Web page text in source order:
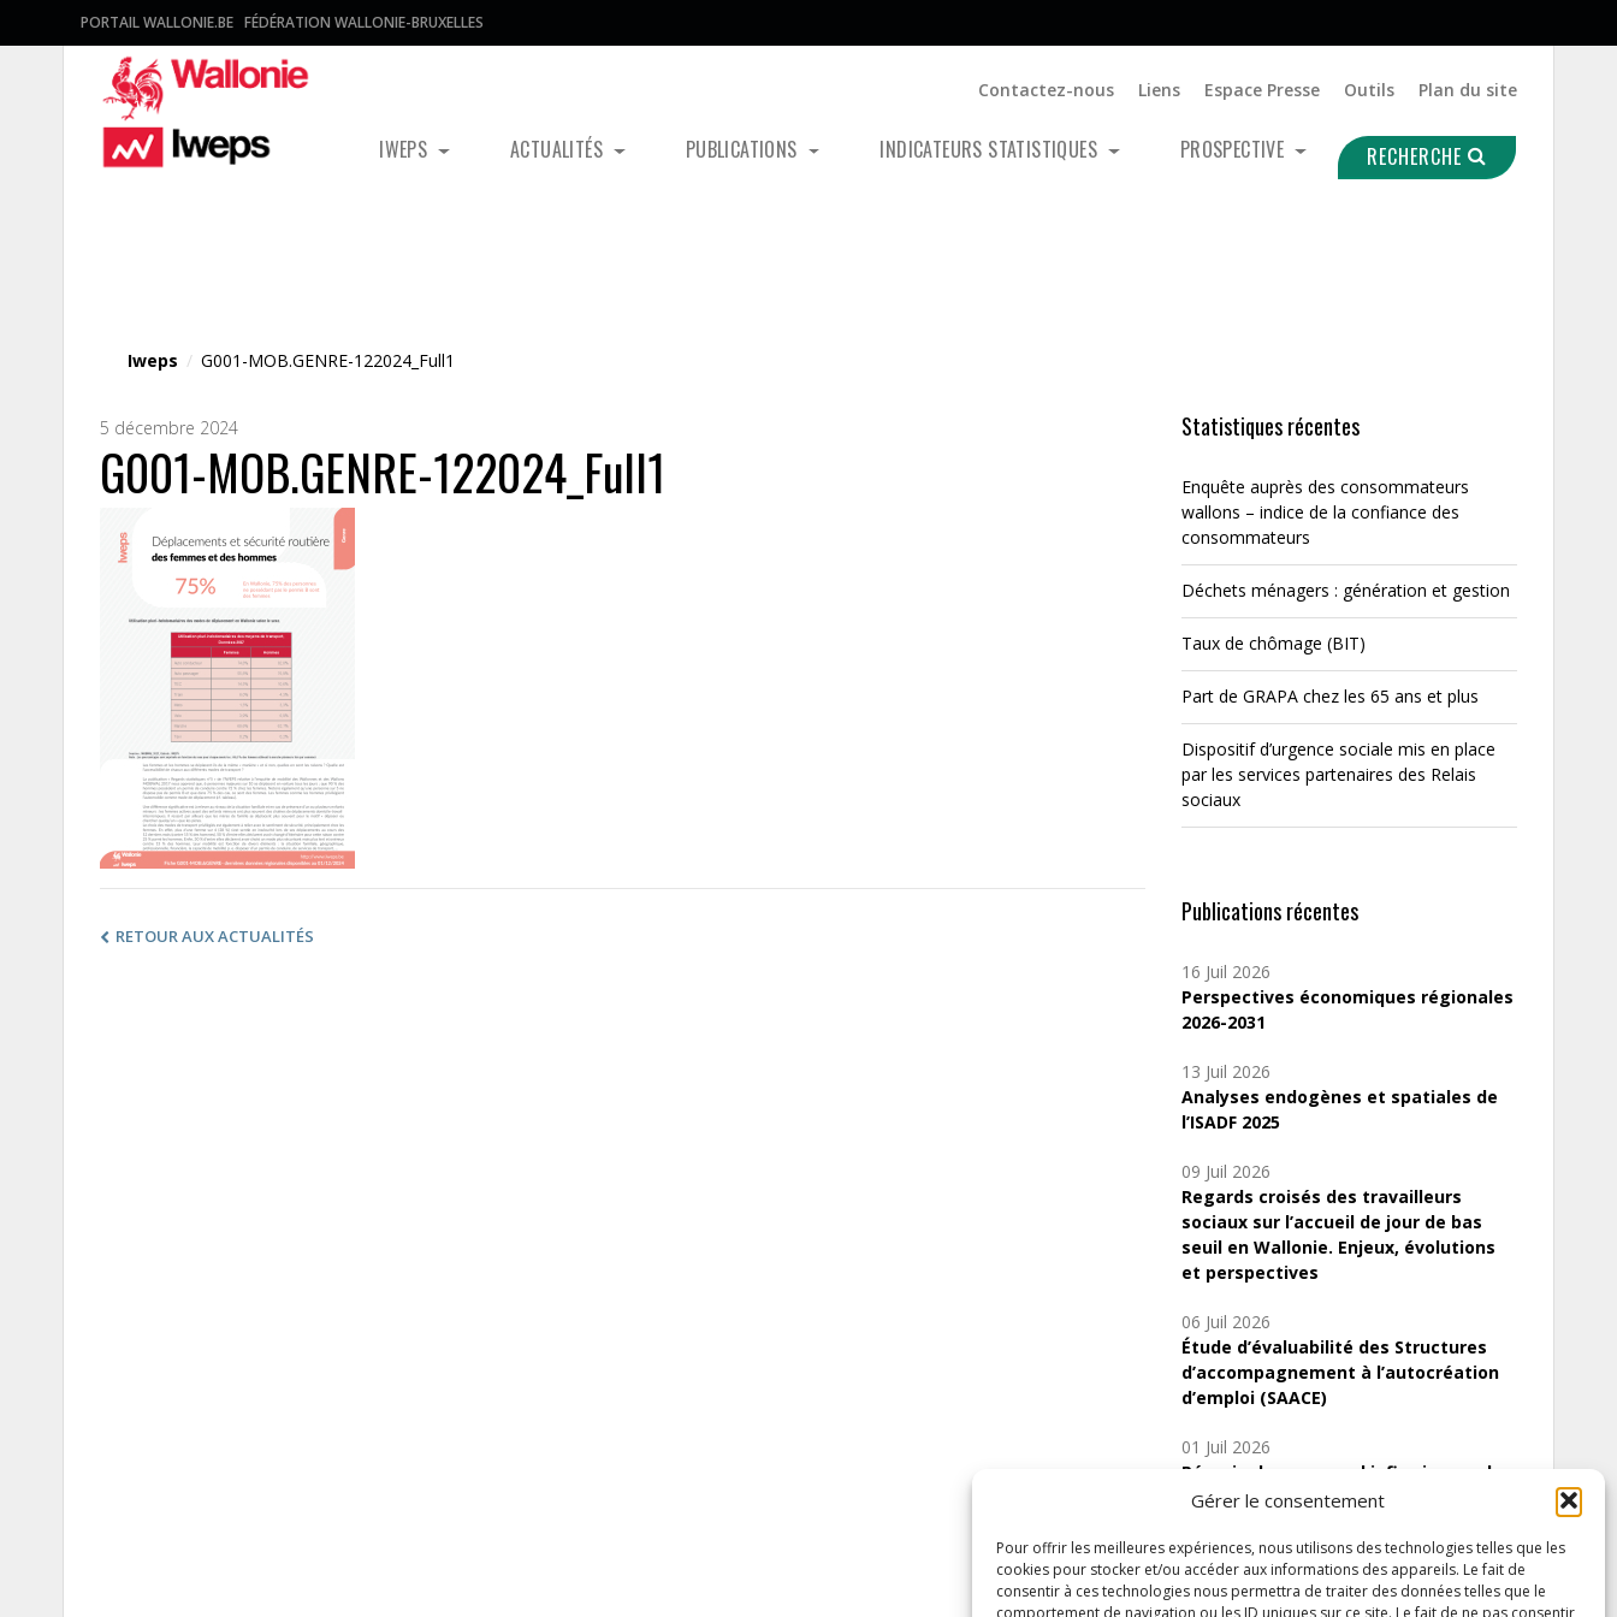
Gérer le consentement
Pour offrir les meilleures expériences, nous utilisons des technologies telles que les
cookies pour stocker et/ou accéder aux informations des appareils. Le fait de
consentir à ces technologies nous permettra de traiter des données telles que le
comportement de navigation ou les ID uniques sur ce site. Le fait de ne pas consentir
PORTAIL WALLONIE.BE FÉDÉRATION WALLONIE-BRUXELLES
Contactez-nous Liens Espace Presse Outils Plan du site
IWEPS ACTUALITÉS PUBLICATIONS INDICATEURS STATISTIQUES PROSPECTIVE RECHERCHE
Iweps / G001-MOB.GENRE-122024_Full1
5 décembre 2024
G001-MOB.GENRE-122024_Full1
RETOUR AUX ACTUALITÉS
Statistiques récentes
Enquête auprès des consommateurs
wallons – indice de la confiance des
consommateurs
Déchets ménagers : génération et gestion
Taux de chômage (BIT)
Part de GRAPA chez les 65 ans et plus
Dispositif d’urgence sociale mis en place
par les services partenaires des Relais
sociaux
Publications récentes
16 Juil 2026
Perspectives économiques régionales
2026-2031
13 Juil 2026
Analyses endogènes et spatiales de
l’ISADF 2025
09 Juil 2026
Regards croisés des travailleurs
sociaux sur l’accueil de jour de bas
seuil en Wallonie. Enjeux, évolutions
et perspectives
06 Juil 2026
Étude d’évaluabilité des Structures
d’accompagnement à l’autocréation
d’emploi (SAACE)
01 Juil 2026
Pénurie du personnel infirmier :quels
indicateurs d’offre de soins pour